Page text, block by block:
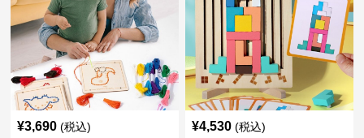
¥3,690 (税込) ¥4,530 (税込)